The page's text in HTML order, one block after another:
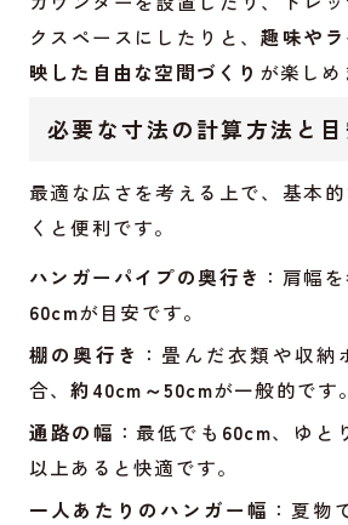
クスペースにしたりと、趣味や
映した自由な空間づくり が楽しめ
必要な寸法の計算方法と
最適な広さを考える上で、基本
くと便利です。
ハンガーパイプの奥行き ：肩幅
60cmが目安です。
棚の奥行き ：畳んだ衣類や収
合、約40cm～50cmが一般的です。
通路の幅 ：最低でも 60cm、ゆと
以上あると快適です。
一人あたりのハンガー幅 ：夏物